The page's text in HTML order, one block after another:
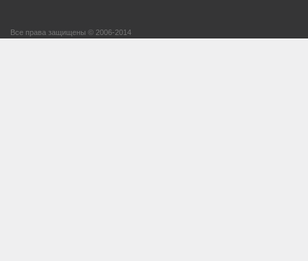
Все права защищены © 2006-2014